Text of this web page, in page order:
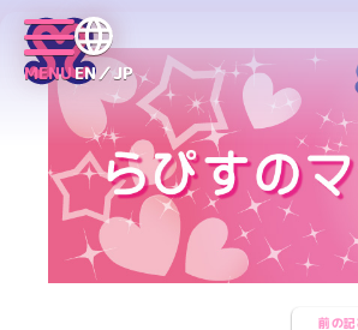
MENUEN／JP
前の